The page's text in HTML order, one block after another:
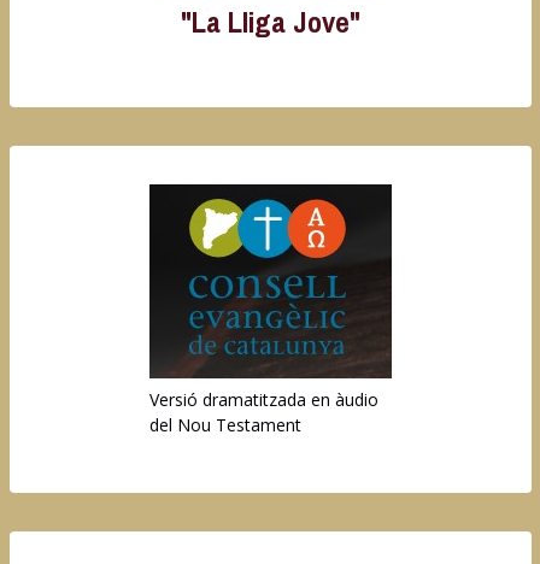
"La Lliga Jove"
Versió dramatitzada en àudio
del Nou Testament